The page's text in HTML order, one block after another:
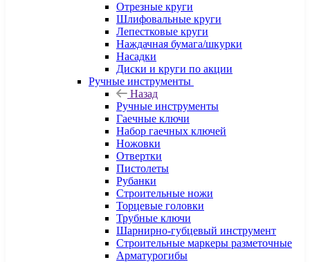
Отрезные круги
Шлифовальные круги
Лепестковые круги
Наждачная бумага/шкурки
Насадки
Диски и круги по акции
Ручные инструменты
Назад
Ручные инструменты
Гаечные ключи
Набор гаечных ключей
Ножовки
Отвертки
Пистолеты
Рубанки
Строительные ножи
Торцевые головки
Трубные ключи
Шарнирно-губцевый инструмент
Строительные маркеры разметочные
Арматурогибы